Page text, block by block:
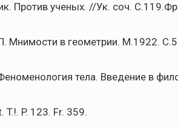
Против ученых. //Ук. соч.
Мнимости в геометрии. М.1922.
тела. Введение в
P. 123. Fr. 359.